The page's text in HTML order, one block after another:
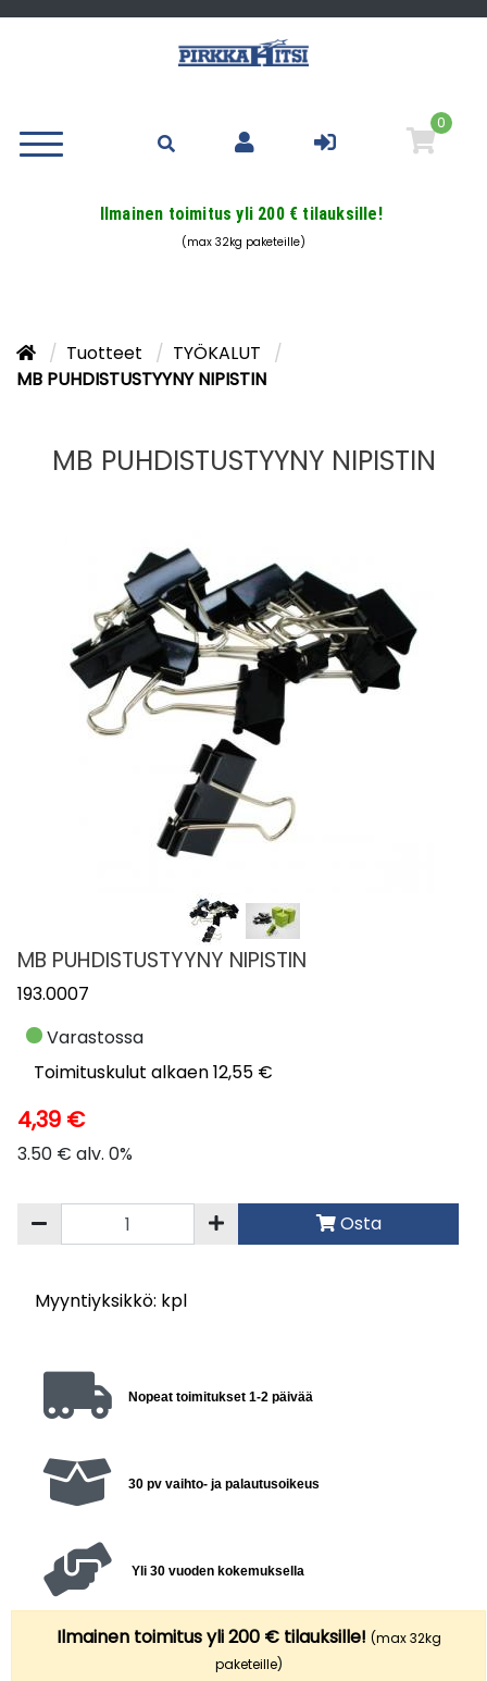
0
Ilmainen toimitus yli 200 € tilauksille!
(max 32kg paketeille)
Tuotteet
TYÖKALUT
MB PUHDISTUSTYYNY NIPISTIN
MB PUHDISTUSTYYNY NIPISTIN
MB PUHDISTUSTYYNY NIPISTIN
193.0007
Varastossa
Toimituskulut alkaen 12,55 €
4,39 €
3.50 € alv. 0%
Osta
Myyntiyksikkö: kpl
Nopeat toimitukset 1-2 päivää
30 pv vaihto- ja palautusoikeus
Yli 30 vuoden kokemuksella
Ilmainen toimitus yli 200 € tilauksille! (max 32kg
paketeille)